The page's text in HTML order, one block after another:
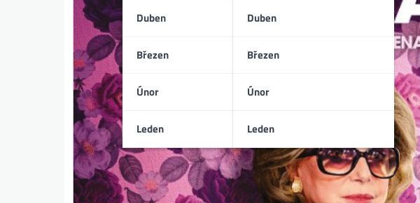
Duben
Březen
Únor
Leden
Duben
Březen
Únor
Leden